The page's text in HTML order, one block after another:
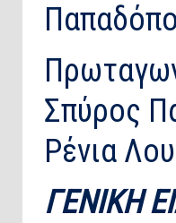
Σπύρος
Ρένια
ΓΕΝΙΚΗ